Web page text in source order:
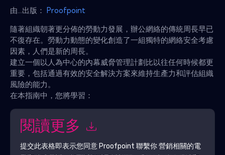
由...出版： Proofpoint
隨著組織朝著更分佈的勞動力發展，辦公網絡的傳統周長早已
不復存在。勞動力動態的變化創造了一組獨特的網絡安全考慮
因素，人們是新的周長。
建立一個以人為中心的內幕威脅管理計劃比以往任何時候都更
重要，包括通過有效的安全解決方案來維持生產力和評估組織
風險的能力。
在本指南中，您將學習：
閱讀更多
提交此表格即表示您同意 Proofpoint 聯繫你 營銷相關的電